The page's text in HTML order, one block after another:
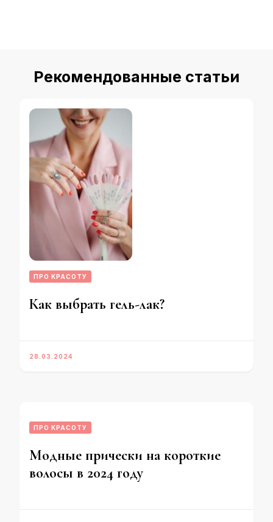
Рекомендованные статьи
ПРО КРАСОТУ
Как выбрать гель-лак?
28.03.2024
ПРО КРАСОТУ
Модные прически на короткие
волосы в 2024 году